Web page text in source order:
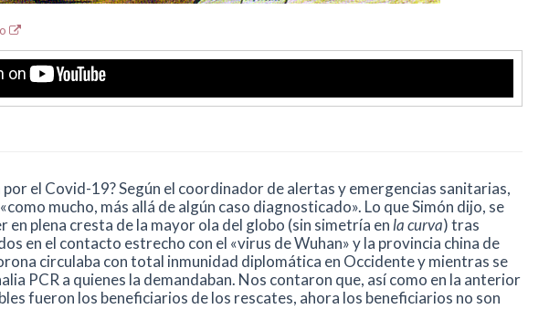
por el Covid-19? Según el coordinador de alertas y emergencias sanitarias,
mucho, más allá de algún caso diagnosticado». Lo que Simón dijo, se
en plena cresta de la mayor ola del globo (sin simetría en la curva) tras
en el contacto estrecho con el «virus de Wuhan» y la provincia china de
circulaba con total inmunidad diplomática en Occidente y mientras se
PCR a quienes la demandaban. Nos contaron que, así como en la anterior
fueron los beneficiarios de los rescates, ahora los beneficiarios no son